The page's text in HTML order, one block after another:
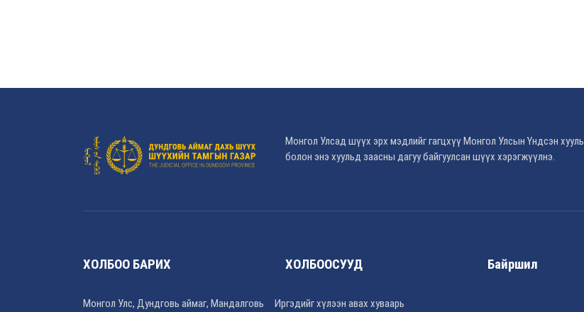
Монгол Улсад шүүх эрх мэдлийг гагцхүү Монгол Улсын Үндсэн хууль
болон энэ хуульд заасны дагуу байгуулсан шүүх хэрэгжүүлнэ.
ХОЛБОО БАРИХ
Монгол Улс, Дундговь аймаг, Мандалговь
ХОЛБООСУУД
Иргэдийг хүлээн авах хуваарь
Байршил